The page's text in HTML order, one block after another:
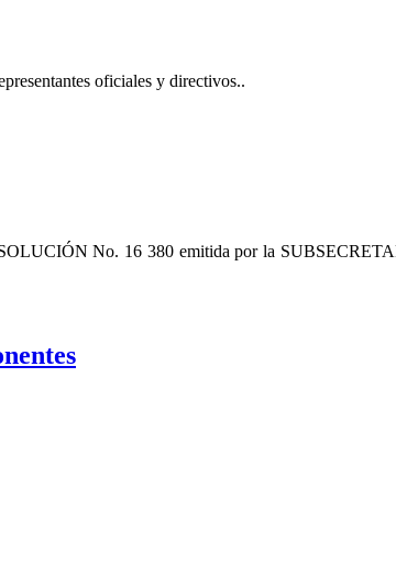
oficiales y directivos..
No. 16 380 emitida por la